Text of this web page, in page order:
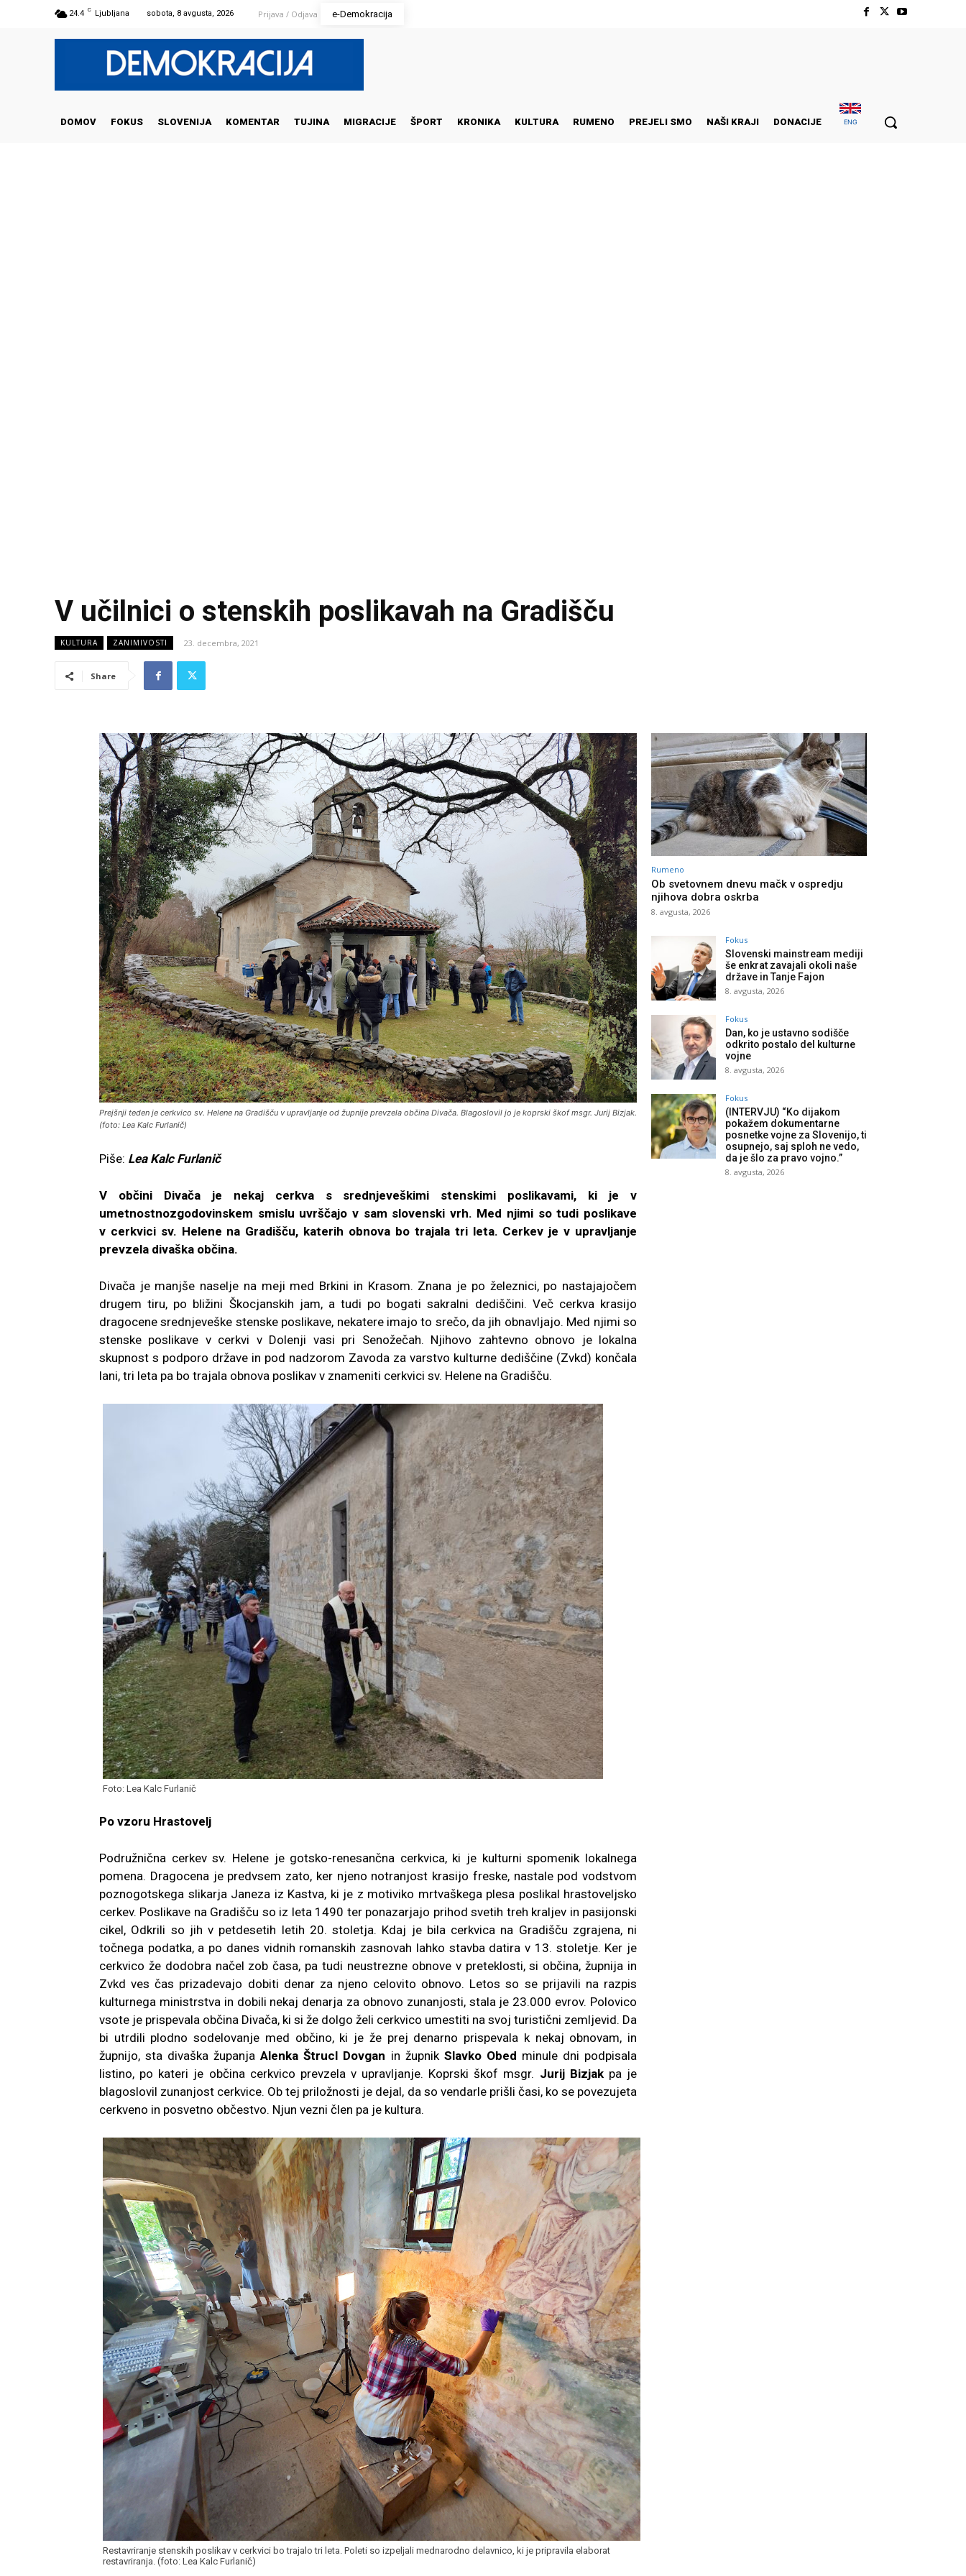
24.4 C Ljubljana sobota, 8 avgusta, 2026 Prijava / Odjava e-Demokracija
DOMOV FOKUS SLOVENIJA KOMENTAR TUJINA MIGRACIJE ŠPORT KRONIKA KULTURA RUMENO PREJELI SMO NAŠI KRAJI DONACIJE ENG
V učilnici o stenskih poslikavah na Gradišču
KULTURA ZANIMIVOSTI 23. decembra, 2021
Share
Prejšnji teden je cerkvico sv. Helene na Gradišču v upravljanje od župnije prevzela občina Divača. Blagoslovil jo je koprski škof msgr. Jurij Bizjak.
(foto: Lea Kalc Furlanič)
Piše: Lea Kalc Furlanič
V občini Divača je nekaj cerkva s srednjeveškimi stenskimi poslikavami, ki je v
umetnostnozgodovinskem smislu uvrščajo v sam slovenski vrh. Med njimi so tudi poslikave
v cerkvici sv. Helene na Gradišču, katerih obnova bo trajala tri leta. Cerkev je v upravljanje
prevzela divaška občina.
Divača je manjše naselje na meji med Brkini in Krasom. Znana je po železnici, po nastajajočem
drugem tiru, po bližini Škocjanskih jam, a tudi po bogati sakralni dediščini. Več cerkva krasijo
dragocene srednjeveške stenske poslikave, nekatere imajo to srečo, da jih obnavljajo. Med njimi so
stenske poslikave v cerkvi v Dolenji vasi pri Senožečah. Njihovo zahtevno obnovo je lokalna
skupnost s podporo države in pod nadzorom Zavoda za varstvo kulturne dediščine (Zvkd) končala
lani, tri leta pa bo trajala obnova poslikav v znameniti cerkvici sv. Helene na Gradišču.
Foto: Lea Kalc Furlanič
Po vzoru Hrastovelj
Podružnična cerkev sv. Helene je gotsko-renesančna cerkvica, ki je kulturni spomenik lokalnega
pomena. Dragocena je predvsem zato, ker njeno notranjost krasijo freske, nastale pod vodstvom
poznogotskega slikarja Janeza iz Kastva, ki je z motiviko mrtvaškega plesa poslikal hrastoveljsko
cerkev. Poslikave na Gradišču so iz leta 1490 ter ponazarjajo prihod svetih treh kraljev in pasijonski
cikel, Odkrili so jih v petdesetih letih 20. stoletja. Kdaj je bila cerkvica na Gradišču zgrajena, ni
točnega podatka, a po danes vidnih romanskih zasnovah lahko stavba datira v 13. stoletje. Ker je
cerkvico že dodobra načel zob časa, pa tudi neustrezne obnove v preteklosti, si občina, župnija in
Zvkd ves čas prizadevajo dobiti denar za njeno celovito obnovo. Letos so se prijavili na razpis
kulturnega ministrstva in dobili nekaj denarja za obnovo zunanjosti, stala je 23.000 evrov. Polovico
vsote je prispevala občina Divača, ki si že dolgo želi cerkvico umestiti na svoj turistični zemljevid. Da
bi utrdili plodno sodelovanje med občino, ki je že prej denarno prispevala k nekaj obnovam, in
župnijo, sta divaška županjaAlenka Štrucl Dovgan in župnik Slavko Obed minule dni podpisala
listino, po kateri je občina cerkvico prevzela v upravljanje. Koprski škof msgr. Jurij Bizjakpa je
blagoslovil zunanjost cerkvice. Ob tej priložnosti je dejal, da so vendarle prišli časi, ko se povezujeta
cerkveno in posvetno občestvo. Njun vezni člen pa je kultura.
Restavriranje stenskih poslikav v cerkvici bo trajalo tri leta. Poleti so izpeljali mednarodno delavnico, ki je pripravila elaborat
restavriranja. (foto: Lea Kalc Furlanič)
Rumeno
Ob svetovnem dnevu mačk v ospredju
njihova dobra oskrba
8. avgusta, 2026
Fokus
Slovenski mainstream mediji
še enkrat zavajali okoli naše
države in Tanje Fajon
8. avgusta, 2026
Fokus
Dan, ko je ustavno sodišče
odkrito postalo del kulturne
vojne
8. avgusta, 2026
Fokus
(INTERVJU) “Ko dijakom
pokažem dokumentarne
posnetke vojne za Slovenijo, ti
osupnejo, saj sploh ne vedo,
da je šlo za pravo vojno.”
8. avgusta, 2026